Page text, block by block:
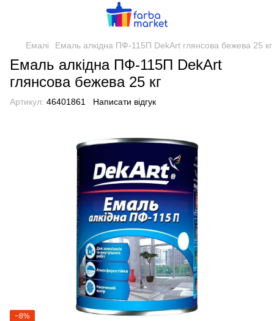
Емалі Емаль алкідна ПФ-115П DekArt глянсова бежева 25 кг
Емаль алкідна ПФ-115П DekArt
глянсова бежева 25 кг
Артикул: 46401861 Написати відгук
−8%